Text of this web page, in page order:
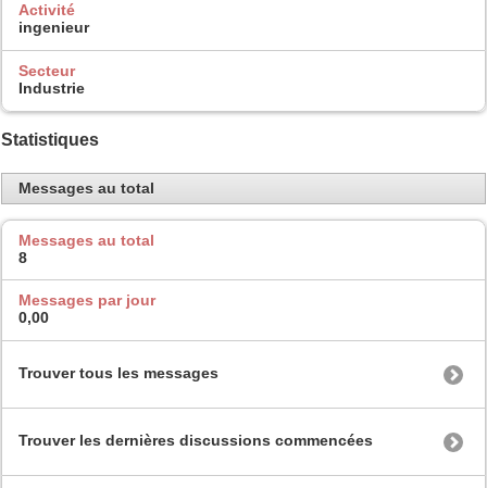
Activité
ingenieur
Secteur
Industrie
Statistiques
Messages au total
Messages au total
8
Messages par jour
0,00
Trouver tous les messages
Trouver les dernières discussions commencées